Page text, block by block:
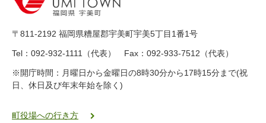
8
-
5
5
ク
〒811-2192 福岡県糟屋郡宇美町宇美5丁目1番1号
Tel：092-932-1111（代表） Fax：092-933-7512（代表）
※開庁時間：月曜日から金曜日の8時30分から17時15分まで(祝
日、休日及び年末年始を除く)
町役場への行き方